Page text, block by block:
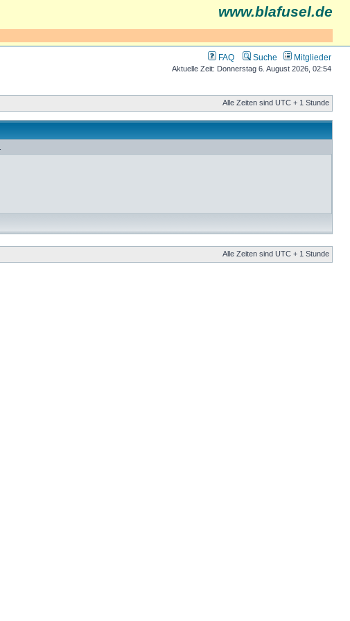
www.blafusel.de
FAQ Suche Mitglieder
Aktuelle Zeit: Donnerstag 6. August 2026, 02:54
Alle Zeiten sind UTC + 1 Stunde
Alle Zeiten sind UTC + 1 Stunde